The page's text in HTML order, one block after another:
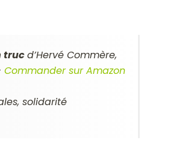
trucd’Hervé Commère,
Commander sur Amazon
solidarité